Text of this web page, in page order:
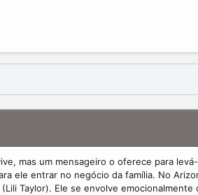
mas um mensageiro o oferece para
ele entrar no negócio da família. No
Taylor). Ele se envolve emocionalmente